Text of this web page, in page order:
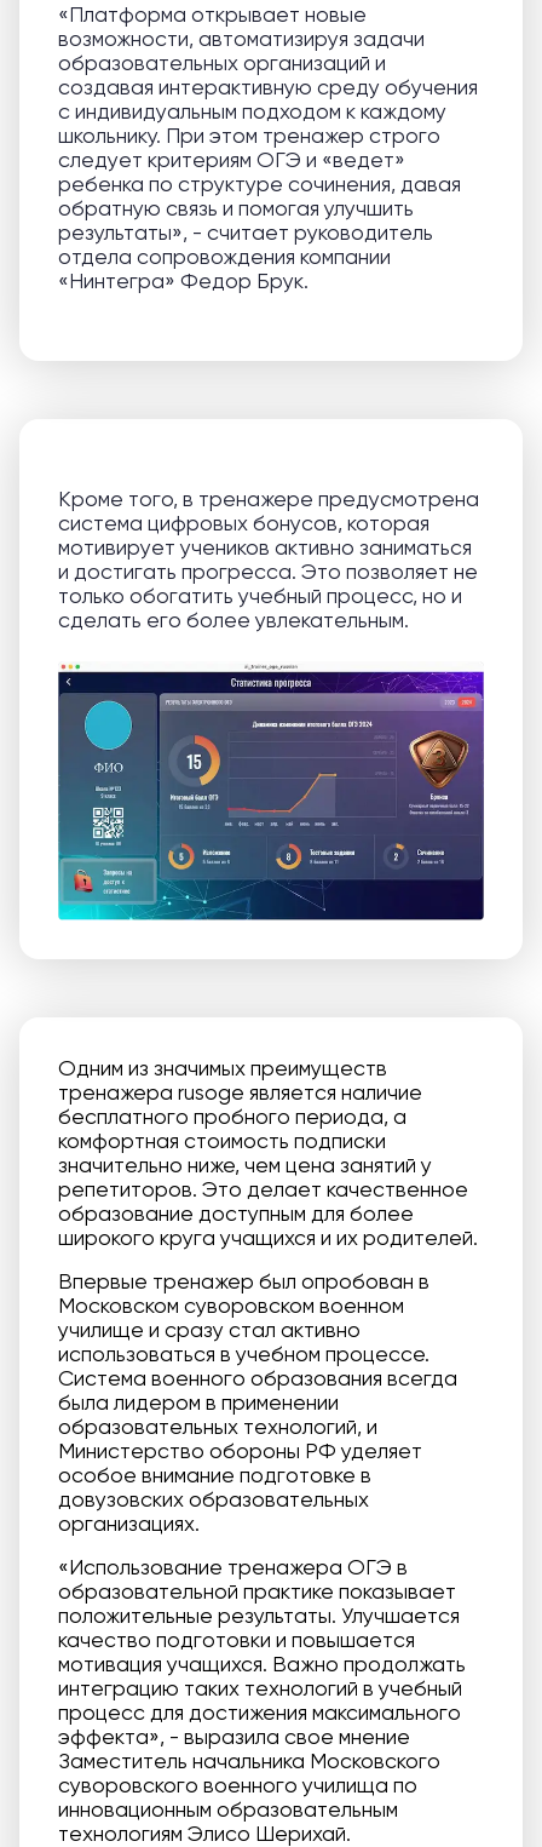
«Платформа открывает новые
возможности, автоматизируя задачи
образовательных организаций и
создавая интерактивную среду обучения
с индивидуальным подходом к каждому
школьнику. При этом тренажер строго
следует критериям ОГЭ и «ведет»
ребенка по структуре сочинения, давая
обратную связь и помогая улучшить
результаты», - считает руководитель
отдела сопровождения компании
«Нинтегра» Федор Брук.
Кроме того, в тренажере предусмотрена
система цифровых бонусов, которая
мотивирует учеников активно заниматься
и достигать прогресса. Это позволяет не
только обогатить учебный процесс, но и
сделать его более увлекательным.
Одним из значимых преимуществ
тренажера rusoge является наличие
бесплатного пробного периода, а
комфортная стоимость подписки
значительно ниже, чем цена занятий у
репетиторов. Это делает качественное
образование доступным для более
широкого круга учащихся и их родителей.
Впервые тренажер был опробован в
Московском суворовском военном
училище и сразу стал активно
использоваться в учебном процессе.
Система военного образования всегда
была лидером в применении
образовательных технологий, и
Министерство обороны РФ уделяет
особое внимание подготовке в
довузовских образовательных
организациях.
«Использование тренажера ОГЭ в
образовательной практике показывает
положительные результаты. Улучшается
качество подготовки и повышается
мотивация учащихся. Важно продолжать
интеграцию таких технологий в учебный
процесс для достижения максимального
эффекта», - выразила свое мнение
Заместитель начальника Московского
суворовского военного училища по
инновационным образовательным
технологиям Элисо Шерихай.